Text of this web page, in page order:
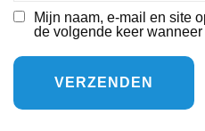
Mijn naam, e-mail en site
de volgende keer